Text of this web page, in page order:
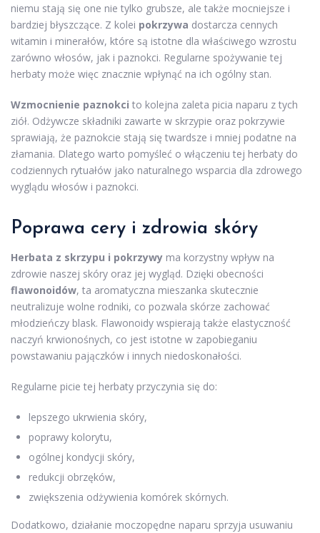
niemu stają się one nie tylko grubsze, ale także mocniejsze i
bardziej błyszczące. Z kolei pokrzywa dostarcza cennych
witamin i minerałów, które są istotne dla właściwego wzrostu
zarówno włosów, jak i paznokci. Regularne spożywanie tej
herbaty może więc znacznie wpłynąć na ich ogólny stan.
Wzmocnienie paznokci to kolejna zaleta picia naparu z tych
ziół. Odżywcze składniki zawarte w skrzypie oraz pokrzywie
sprawiają, że paznokcie stają się twardsze i mniej podatne na
złamania. Dlatego warto pomyśleć o włączeniu tej herbaty do
codziennych rytuałów jako naturalnego wsparcia dla zdrowego
wyglądu włosów i paznokci.
Poprawa cery i zdrowia skóry
Herbata z skrzypu i pokrzywy ma korzystny wpływ na
zdrowie naszej skóry oraz jej wygląd. Dzięki obecności
flawonoidów, ta aromatyczna mieszanka skutecznie
neutralizuje wolne rodniki, co pozwala skórze zachować
młodzieńczy blask. Flawonoidy wspierają także elastyczność
naczyń krwionośnych, co jest istotne w zapobieganiu
powstawaniu pajączków i innych niedoskonałości.
Regularne picie tej herbaty przyczynia się do:
lepszego ukrwienia skóry,
poprawy kolorytu,
ogólnej kondycji skóry,
redukcji obrzęków,
zwiększenia odżywienia komórek skórnych.
Dodatkowo, działanie moczopędne naparu sprzyja usuwaniu